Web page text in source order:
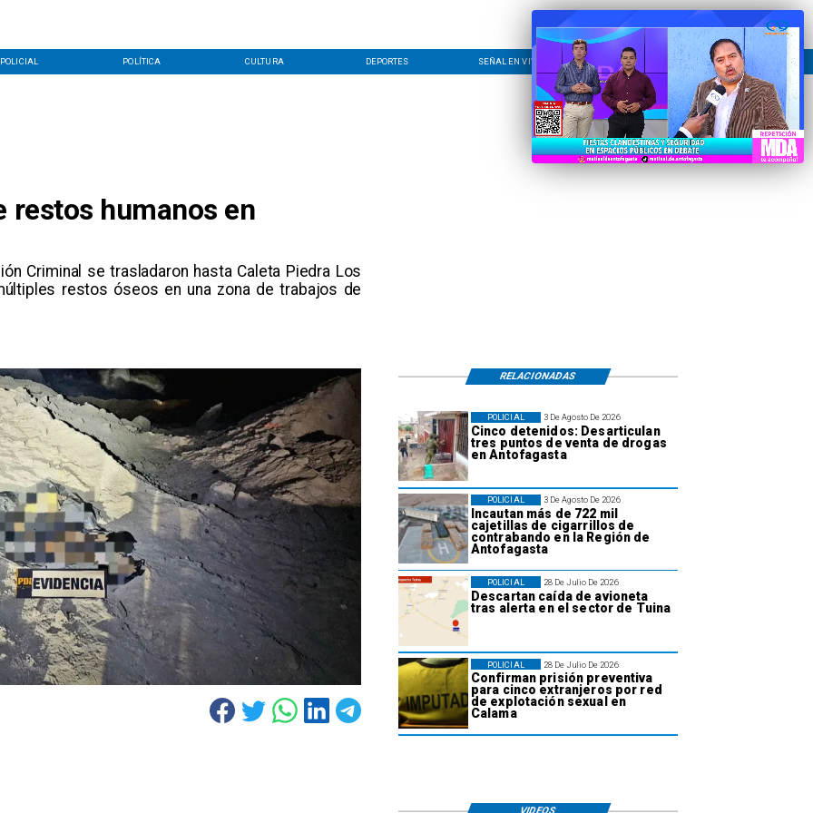
POLICIAL POLÍTICA CULTURA DEPORTES SEÑAL EN VIVO CONTACTO LÍNEA EDITORIAL
restos humanos en
Criminal se trasladaron hasta Caleta Piedra Los
restos óseos en una zona de trabajos de
3 De Agosto De 2026
Cinco detenidos: Desarticulan
tres puntos de venta de drogas
en Antofagasta
POLICIAL
3 De Agosto De 2026
Incautan más de 722 mil
cajetillas de cigarrillos de
contrabando en la Región de
Antofagasta
POLICIAL
28 De Julio De 2026
Descartan caída de avioneta
tras alerta en el sector de Tuina
POLICIAL
28 De Julio De 2026
Confirman prisión preventiva
para cinco extranjeros por red
de explotación sexual en
Calama
POLICIAL
RELACIONADAS